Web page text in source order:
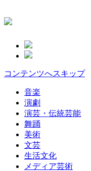
コンテンツへスキップ
音楽
演劇
演芸・伝統芸能
舞踊
美術
文芸
生活文化
メディア芸術